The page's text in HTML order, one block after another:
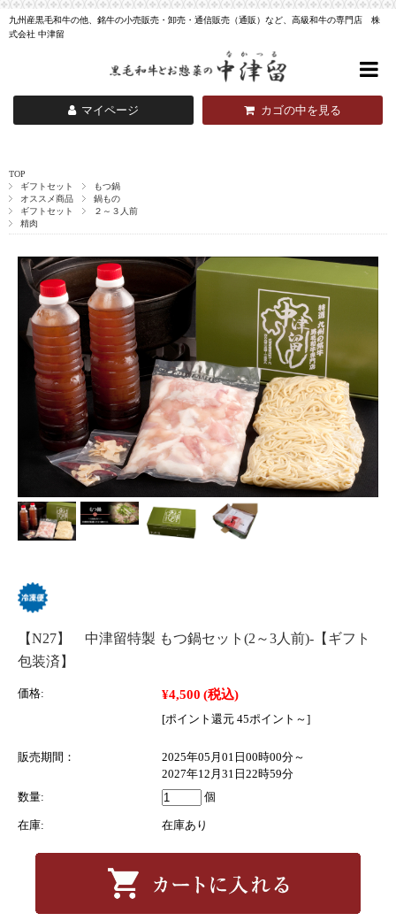
九州産黒毛和牛の他、銘牛の小売販売・卸売・通信販売（通販）など、高級和牛の専門店 株
式会社 中津留
マイページ カゴの中を見る
TOP
ギフトセット
もつ鍋
オススメ商品
鍋もの
ギフトセット
２～３人前
精肉
【N27】 中津留特製 もつ鍋セット(2～3人前)-【ギフト
包装済】
価格: ¥4,500 (税込)
[ポイント還元 45ポイント～]
販売期間：
2025年05月01日00時00分～
2027年12月31日22時59分
数量:
個
在庫: 在庫あり